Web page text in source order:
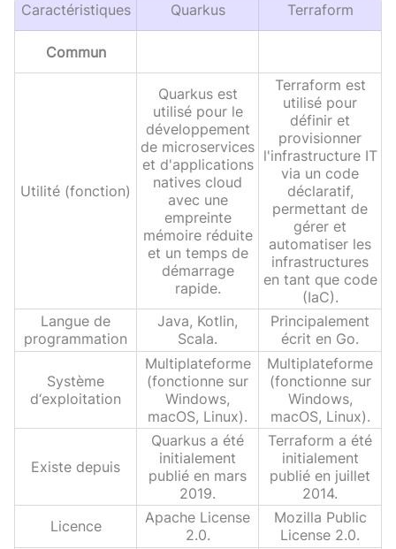
Caractéristiques Quarkus Terraform
Commun
Utilité (fonction)
Quarkus est
utilisé pour le
développement
de microservices
et d'applications
natives cloud
avec une
empreinte
mémoire réduite
et un temps de
démarrage
rapide.
Terraform est
utilisé pour
définir et
provisionner
l'infrastructure IT
via un code
déclaratif,
permettant de
gérer et
automatiser les
infrastructures
en tant que code
(IaC).
Langue de
programmation
Java, Kotlin,
Scala.
Principalement
écrit en Go.
Système
d‘exploitation
Multiplateforme
(fonctionne sur
Windows,
macOS, Linux).
Multiplateforme
(fonctionne sur
Windows,
macOS, Linux).
Existe depuis
Quarkus a été
initialement
publié en mars
2019.
Terraform a été
initialement
publié en juillet
2014.
Licence
Apache License
2.0.
Mozilla Public
License 2.0.